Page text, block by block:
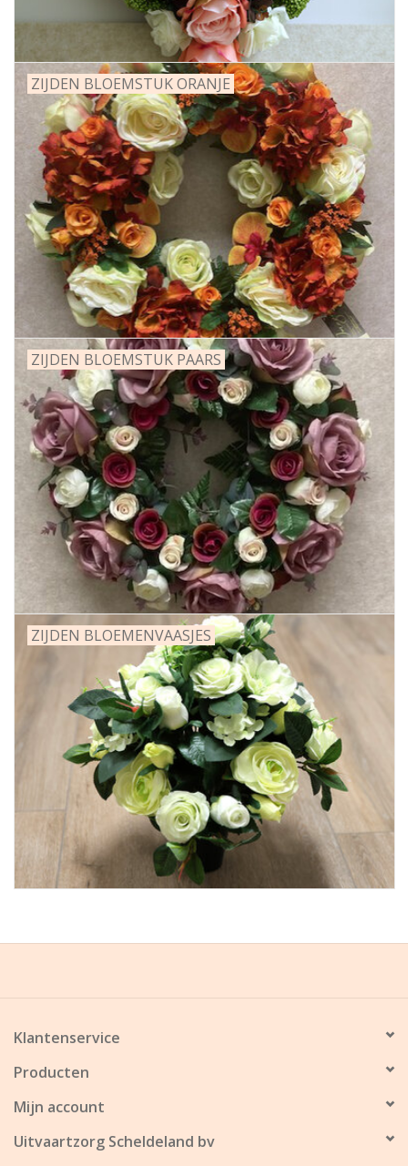
ZIJDEN BLOEMSTUK ORANJE
ZIJDEN BLOEMSTUK PAARS
ZIJDEN BLOEMENVAASJES
Klantenservice
Producten
Mijn account
Uitvaartzorg Scheldeland bv